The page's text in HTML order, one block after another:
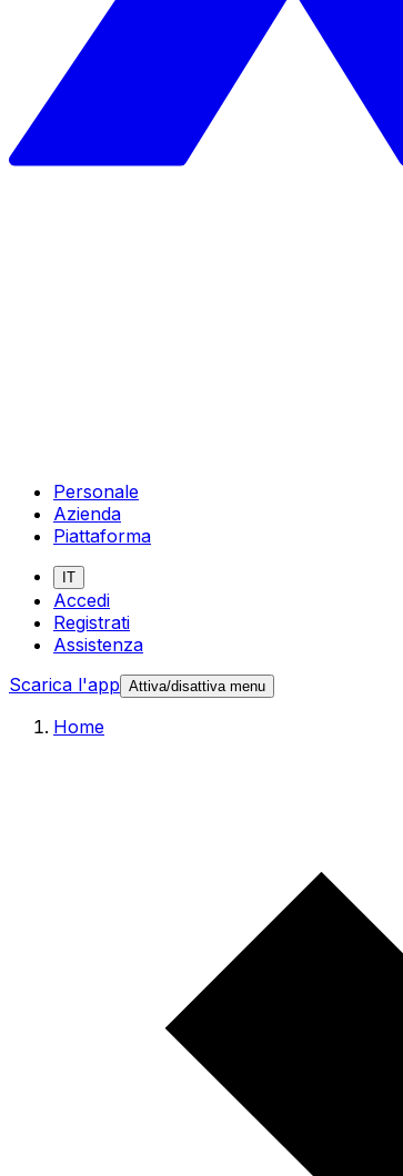
Personale
Azienda
Piattaforma
IT
Accedi
Registrati
Assistenza
Scarica l'app Attiva/disattiva menu
Home